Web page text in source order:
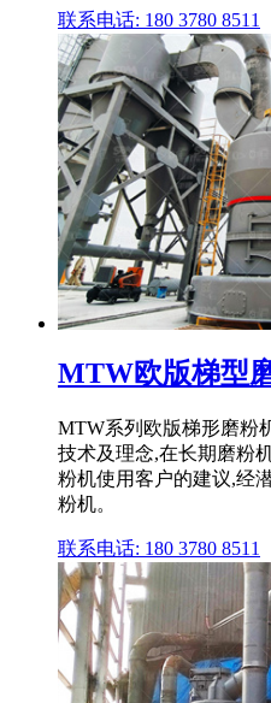
联系电话: 180 3780 8511
MTW欧版梯型
MTW系列欧版梯形磨粉
技术及理念,在长期磨粉
粉机使用客户的建议,经
粉机。
联系电话: 180 3780 8511